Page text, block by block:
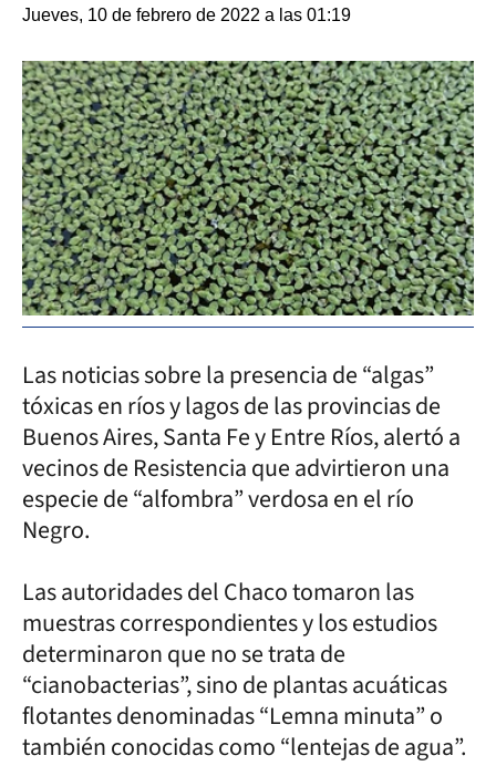
Jueves, 10 de febrero de 2022 a las 01:19
Las noticias sobre la presencia de “algas”
tóxicas en ríos y lagos de las provincias de
Buenos Aires, Santa Fe y Entre Ríos, alertó a
vecinos de Resistencia que advirtieron una
especie de “alfombra” verdosa en el río
Negro.
Las autoridades del Chaco tomaron las
muestras correspondientes y los estudios
determinaron que no se trata de
“cianobacterias”, sino de plantas acuáticas
flotantes denominadas “Lemna minuta” o
también conocidas como “lentejas de agua”.